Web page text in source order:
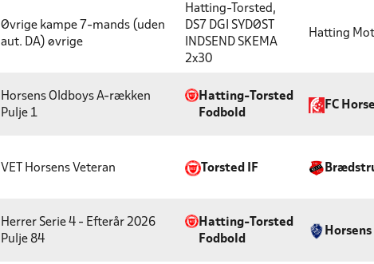
Øvrige kampe 7-mands (uden
aut. DA) øvrige
Hatting-Torsted,
DS7 DGI SYDØST
INDSEND SKEMA
2x30
Hatting
Horsens Oldboys A-rækken
Pulje 1
Hatting-Torsted
Fodbold
FC
VET Horsens Veteran Torsted IF
Herrer Serie 4 - Efterår 2026
Pulje 84
Hatting-Torsted
Fodbold
Horsens